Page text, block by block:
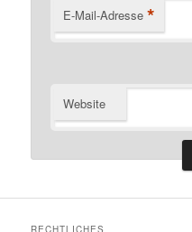
E-Mail-Adresse *
Website
RECHTLICHES